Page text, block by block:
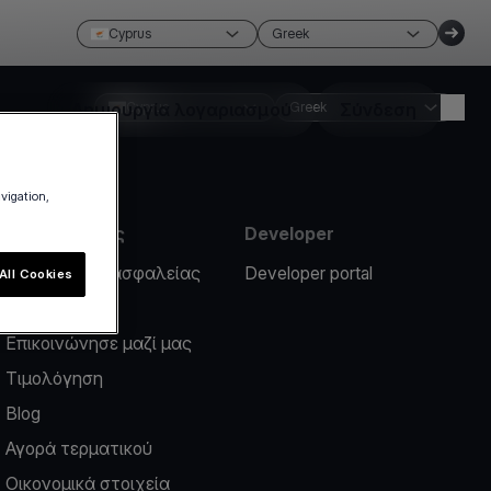
Cyprus Greek
Δημιουργία λογαριασμού
Cyprus Greek
Πληροφορίες
Περιστατικό ασφαλείας
Επικοινώνησε μαζί μας
Τιμολόγηση
Blog
Αγορά τερματικού
Οικονομικά στοιχεία
Developer
Developer portal
Cookies